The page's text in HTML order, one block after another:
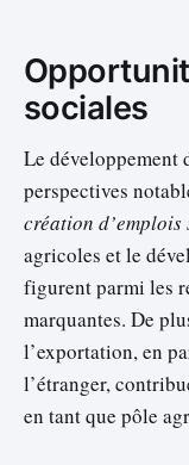
sociales
Le
perspectives
création
agricoles et le
figurent parmi les
marquantes. De
l’exportation, en
l’étranger,
en tant que pôle